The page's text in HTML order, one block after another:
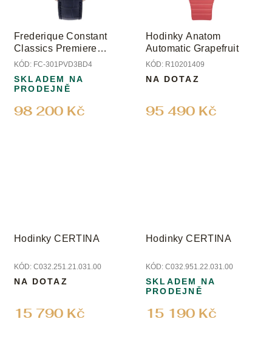
Frederique Constant
Classics Premiere
Limited Edition
KÓD: FC-301PVD3BD4
98 200 Kč
SKLADEM NA
PRODEJNĚ
Hodinky Anatom
Automatic Grapefruit
KÓD: R10201409
95 490 Kč
NA DOTAZ
Hodinky CERTINA
KÓD: C032.251.21.031.00
15 790 Kč
NA DOTAZ
Hodinky CERTINA
KÓD: C032.951.22.031.00
15 190 Kč
SKLADEM NA
PRODEJNĚ